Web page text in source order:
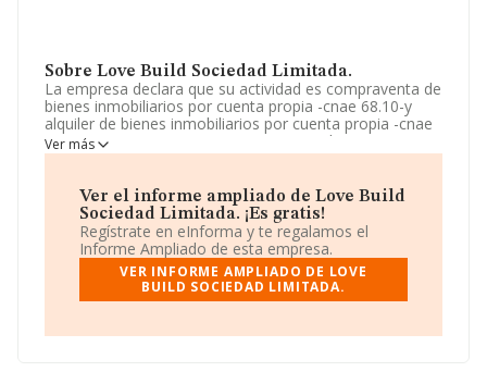
Sobre Love Build Sociedad Limitada.
La empresa declara que su actividad es compraventa de
bienes inmobiliarios por cuenta propia -cnae 68.10-y
alquiler de bienes inmobiliarios por cuenta propia -cnae
68.20-. La empresa aparece inscrita en el Registro
Mercantil como Sociedad Limitada. Tiene CNAE: 6811 -
exteriores.
La sociedadLove Build Sociedad Limitada,
B44526770, está situada en Calle Madre María Rosa
Molas núm. 20 18, (12520), en el municipio de Nules,
provincia de Castellón, Comunidad Valenciana.
empresas pertenecientes al sector, en el ámbito
Ver más
Ver el informe ampliado de Love Build
Sociedad Limitada. ¡Es gratis!
Regístrate en eInforma y te regalamos el
Informe Ampliado de esta empresa.
VER INFORME AMPLIADO DE LOVE
BUILD SOCIEDAD LIMITADA.